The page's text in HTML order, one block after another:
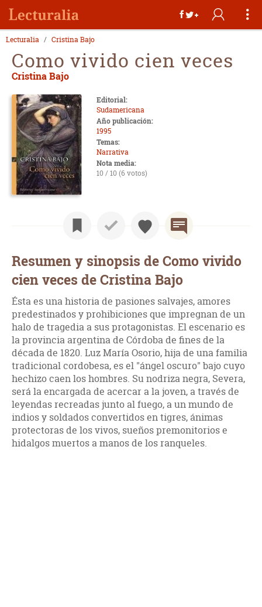
Lecturalia Cristina Bajo
Como vivido cien veces
Cristina Bajo
Editorial:
Sudamericana
Año publicación:
1995
Temas:
Narrativa
Nota media:
10 / 10 (6 votos)
Resumen y sinopsis de Como vivido
cien veces de Cristina Bajo
Ésta es una historia de pasiones salvajes, amores
predestinados y prohibiciones que impregnan de un
halo de tragedia a sus protagonistas. El escenario es
la provincia argentina de Córdoba de fines de la
década de 1820. Luz María Osorio, hija de una familia
tradicional cordobesa, es el "ángel oscuro" bajo cuyo
hechizo caen los hombres. Su nodriza negra, Severa,
será la encargada de acercar a la joven, a través de
leyendas recreadas junto al fuego, a un mundo de
indios y soldados convertidos en tigres, ánimas
protectoras de los vivos, sueños premonitorios e
hidalgos muertos a manos de los ranqueles.